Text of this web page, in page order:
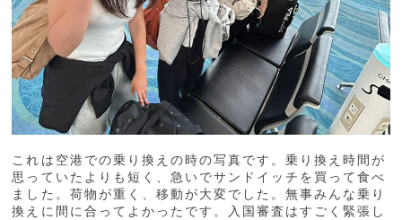
これは空港での乗り換えの時の写真です。乗り換え時間が
思っていたよりも短く、急いでサンドイッチを買って食べ
ました。荷物が重く、移動が大変でした。無事みんな乗り
換えに間に合ってよかったです。入国審査はすごく緊張し